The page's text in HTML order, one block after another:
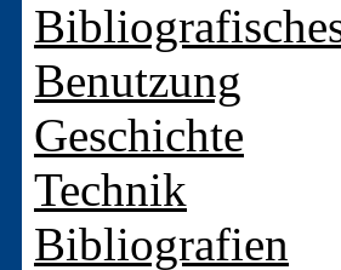
Benutzung
Geschichte
Technik
Bibliografien